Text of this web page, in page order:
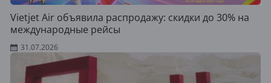
Vietjet Air объявила распродажу: скидки до 30% на
международные рейсы
31.07.2026